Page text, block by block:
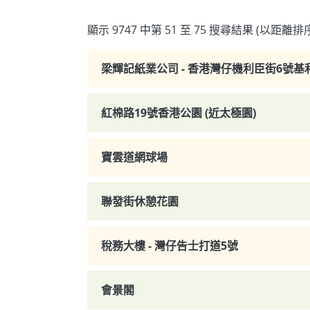
顯示 9747 中第 51 至 75 搜尋結果 (以距離排
梁輝記紙業公司 - 香港灣仔機利臣街6號基
紅棉路19號香港公園 (近太極園)
寶雲道網球場
聯發街休憩花園
稅務大樓 - 灣仔告士打道5號
會景閣